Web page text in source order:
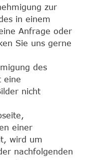
zur
in einem
Anfrage oder
Sie uns gerne
des
eine
nicht
einer
wird um
nachfolgenden